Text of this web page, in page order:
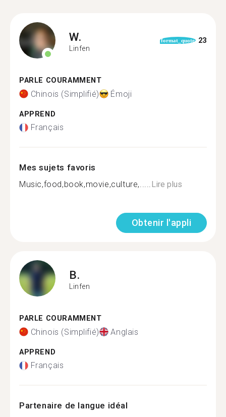
W.
Linfen
format_quote 23
PARLE COURAMMENT
Chinois (Simplifié) Émoji
APPREND
Français
Mes sujets favoris
Music,food,book,movie,culture,.....Lire plus
Obtenir l'appli
B.
Linfen
PARLE COURAMMENT
Chinois (Simplifié) Anglais
APPREND
Français
Partenaire de langue idéal